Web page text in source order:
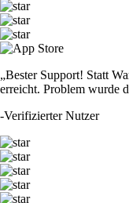
„Bester Support! Statt
erreicht. Problem wurde
-Verifizierter Nutzer